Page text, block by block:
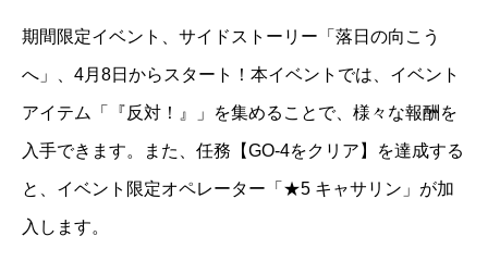
期間限定イベント、サイドストーリー「落日の向こう
へ」、4月8日からスタート！本イベントでは、イベント
アイテム「『反対！』」を集めることで、様々な報酬を
入手できます。また、任務【GO-4をクリア】を達成する
と、イベント限定オペレーター「★5 キャサリン」が加
入します。